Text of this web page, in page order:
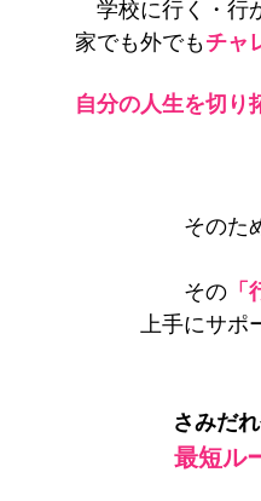
学校に行く・行
家でも外でもチャ
自分の人生を切り
そのた
その 「
上手にサ
さみだ
最短ル